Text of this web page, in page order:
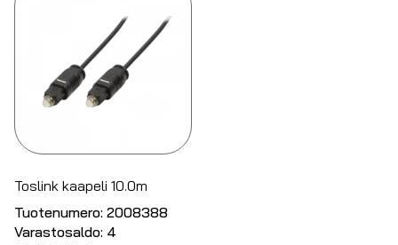
Toslink kaapeli 10.0m
Tuotenumero: 2008388
Varastosaldo: 4